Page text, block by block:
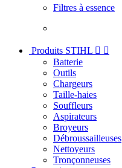
Filtres à essence
Produits STIHL  
Batterie
Outils
Chargeurs
Taille-haies
Souffleurs
Aspirateurs
Broyeurs
Débroussailleuses
Nettoyeurs
Tronçonneuses